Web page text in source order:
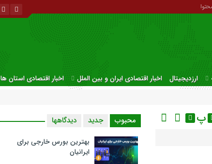
ارزدیجیتال اخبار اقتصادی ایران و بین الملل اخبار اقتصادی استان ها
پ محبوب جدید دیدگاهها
بهترین بورس خارجی برای
ایرانیان